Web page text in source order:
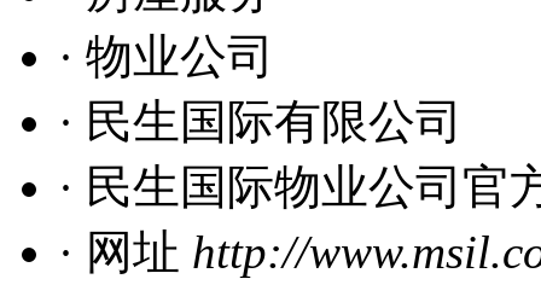
· 物业公司
· 民生国际有限公司
· 民生国际物业公司官
· 网址 http://